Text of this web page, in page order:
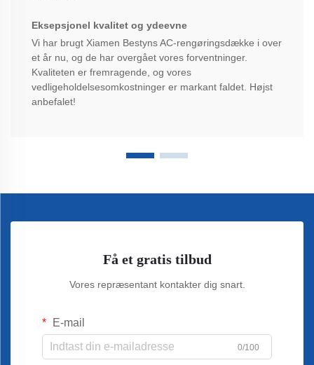
Eksepsjonel kvalitet og ydeevne
Vi har brugt Xiamen Bestyns AC-rengøringsdække i over
et år nu, og de har overgået vores forventninger.
Kvaliteten er fremragende, og vores
vedligeholdelsesomkostninger er markant faldet. Højst
anbefalet!
Få et gratis tilbud
Vores repræsentant kontakter dig snart.
E-mail
0/100